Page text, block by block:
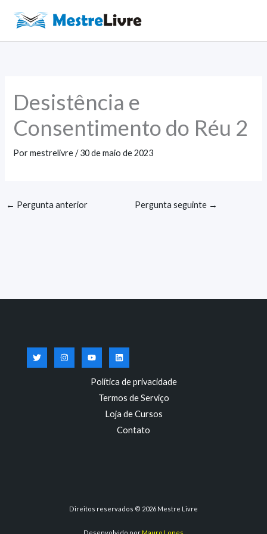
para
o
Desistência e
Consentimento do Réu 2
Pormestrelivre/30 de maio de 2023
← Pergunta anterior Pergunta seguinte →
Política de privacidade
Termos de Serviço
Loja de Cursos
Contato
Direitos reservados © 2026 Mestre Livre